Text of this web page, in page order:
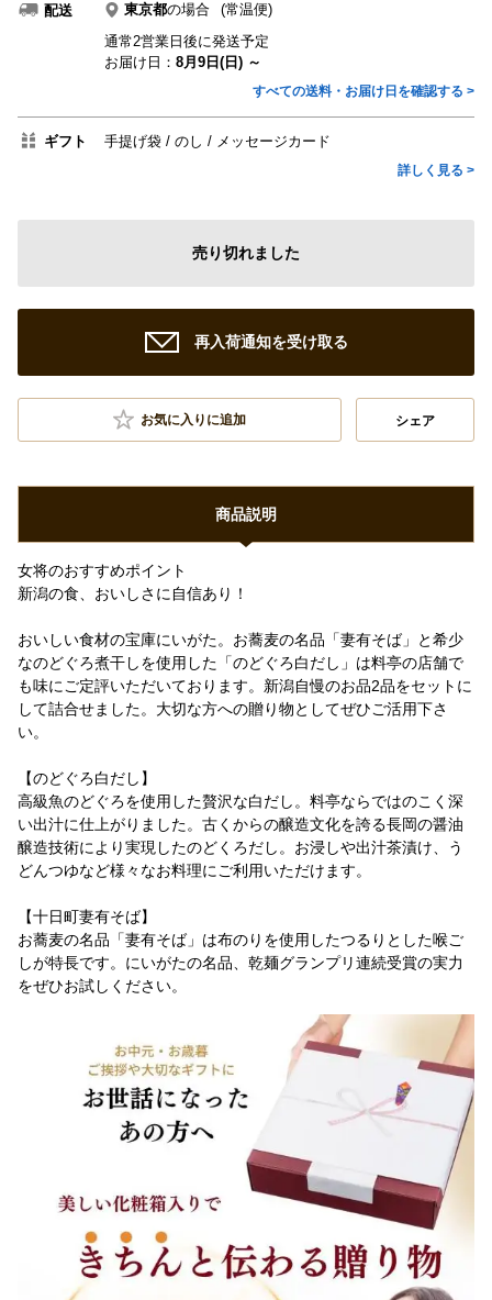
配送 東京都の場合
(常温便)
通常2営業日後に発送予定
お届け日： 8月9日(日) ～
すべての送料・お届け日を確認する >
ギフト 手提げ袋 のし メッセージカード
詳しく見る >
売り切れました
再入荷通知を受け取る
お気に入りに追加 シェア
商品説明
女将のおすすめポイント
新潟の食、おいしさに自信あり！
おいしい食材の宝庫にいがた。お蕎麦の名品「妻有そば」と希少
なのどぐろ煮干しを使用した「のどぐろ白だし」は料亭の店舗で
も味にご定評いただいております。新潟自慢のお品2品をセットに
して詰合せました。大切な方への贈り物としてぜひご活用下さ
い。
【のどぐろ白だし】
高級魚のどぐろを使用した贅沢な白だし。料亭ならではのこく深
い出汁に仕上がりました。古くからの醸造文化を誇る長岡の醤油
醸造技術により実現したのどくろだし。お浸しや出汁茶漬け、う
どんつゆなど様々なお料理にご利用いただけます。
【十日町妻有そば】
お蕎麦の名品「妻有そば」は布のりを使用したつるりとした喉ご
しが特長です。にいがたの名品、乾麺グランプリ連続受賞の実力
をぜひお試しください。